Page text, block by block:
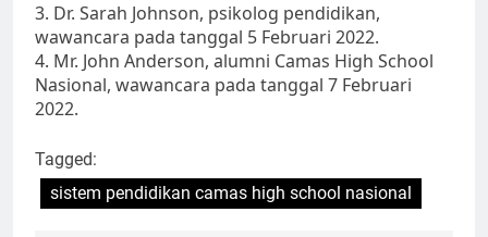
3. Dr. Sarah Johnson, psikolog pendidikan,
wawancara pada tanggal 5 Februari 2022.
4. Mr. John Anderson, alumni Camas High School
Nasional, wawancara pada tanggal 7 Februari
2022.
Tagged:
sistem pendidikan camas high school nasional